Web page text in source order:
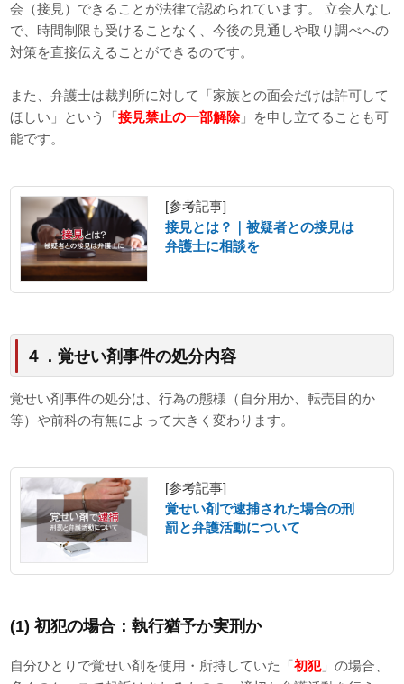
会（接見）できることが法律で認められています。 立会人なし
で、時間制限も受けることなく、今後の見通しや取り調べへの
対策を直接伝えることができるのです。
また、弁護士は裁判所に対して「家族との面会だけは許可して
ほしい」という「接見禁止の一部解除 」を申し立てることも可
能です。
[参考記事]
接見とは？｜被疑者との接見は
弁護士に相談を
４．覚せい剤事件の処分内容
覚せい剤事件の処分は、行為の態様（自分用か、転売目的か
等）や前科の有無によって大きく変わります。
[参考記事]
覚せい剤で逮捕された場合の刑
罰と弁護活動について
(1) 初犯の場合：執行猶予か実刑か
自分ひとりで覚せい剤を使用・所持していた「初犯」の場合、